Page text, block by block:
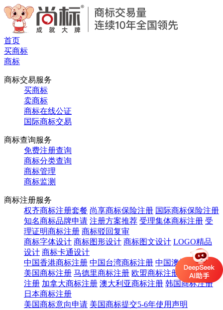
首页
买商标
商标
商标交易服务
买商标
卖商标
商标在线公证
国际商标交易
商标查询服务
免费注册查询
商标分类查询
商标管理
商标监测
商标注册服务
权齐商标注册套餐 尚享商标保险注册 国际商标保险注册
知名商标品牌申请 注册方案推荐 受理集体商标注册 受
理证明商标注册 商标驳回复审
商标字体设计 商标图形设计 商标图文设计 LOGO精品
设计 商标卡通设计
中国香港商标注册 中国台湾商标注册 中国澳门商标注册
美国商标注册 马德里商标注册 欧盟商标注册
英国商标
注册 加拿大商标注册 澳大利亚商标注册 韩国商标注册
日本商标注册
美国商标意向申请 美国商标提交5-6年使用声明